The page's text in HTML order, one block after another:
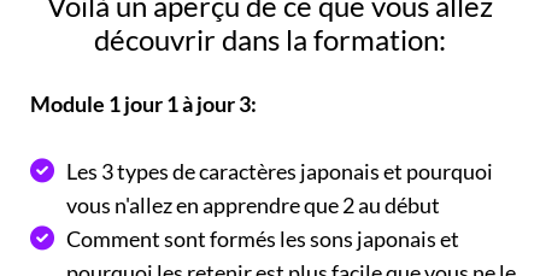
découvrir dans la formation:
Module 1 jour 1 à jour 3:
Les 3 types de caractères japonais et pourquoi
vous n'allez en apprendre que 2 au début
Comment sont formés les sons japonais et